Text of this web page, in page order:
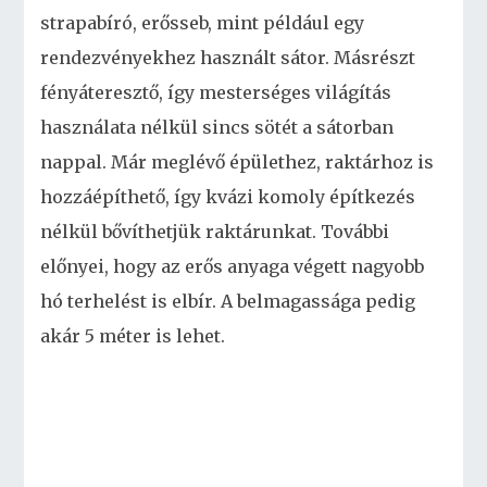
strapabíró, erősseb, mint például egy
rendezvényekhez használt sátor. Másrészt
fényáteresztő, így mesterséges világítás
használata nélkül sincs sötét a sátorban
nappal. Már meglévő épülethez, raktárhoz is
hozzáépíthető, így kvázi komoly építkezés
nélkül bővíthetjük raktárunkat. További
előnyei, hogy az erős anyaga végett nagyobb
hó terhelést is elbír. A belmagassága pedig
akár 5 méter is lehet.